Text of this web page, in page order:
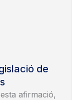
de
afirmació,